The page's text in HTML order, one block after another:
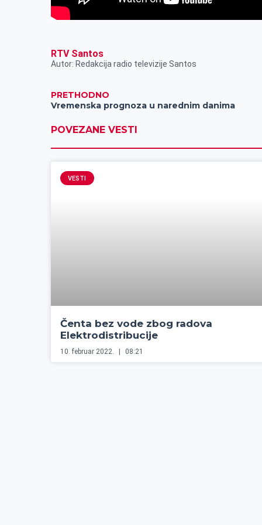
RTV Santos
Autor: Redakcija radio televizije Santos
PRETHODNO
Vremenska prognoza u narednim danima
POVEZANE VESTI
VESTI
Čenta bez vode zbog radova
Elektrodistribucije
10. februar 2022. 08:21